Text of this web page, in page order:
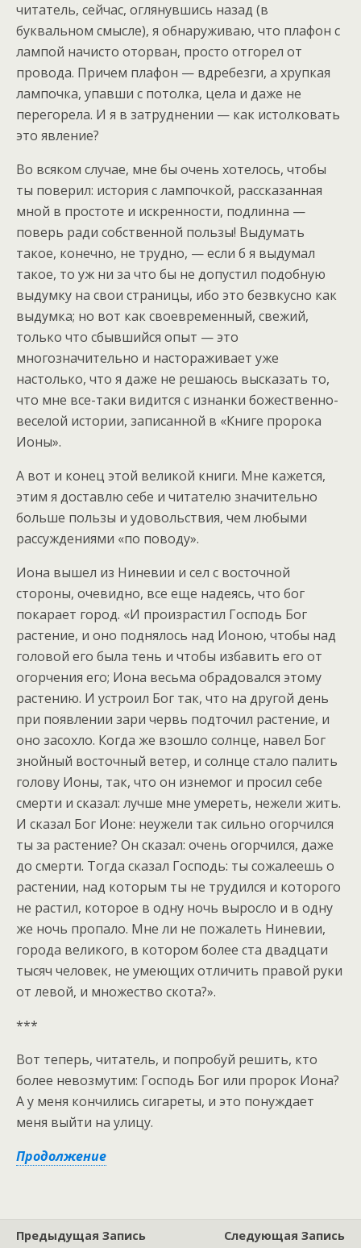
читатель, сейчас, оглянувшись назад (в
буквальном смысле), я обнаруживаю, что плафон с
лампой начисто оторван, просто отгорел от
провода. Причем плафон — вдребезги, а хрупкая
лампочка, упавши с потолка, цела и даже не
перегорела. И я в затруднении — как истолковать
это явление?
Во всяком случае, мне бы очень хотелось, чтобы
ты поверил: история с лампочкой, рассказанная
мной в простоте и искренности, подлинна —
поверь ради собственной пользы! Выдумать
такое, конечно, не трудно, — если б я выдумал
такое, то уж ни за что бы не допустил подобную
выдумку на свои страницы, ибо это безвкусно как
выдумка; но вот как своевременный, свежий,
только что сбывшийся опыт — это
многозначительно и настораживает уже
настолько, что я даже не решаюсь высказать то,
что мне все-таки видится с изнанки божественно-
веселой истории, записанной в «Книге пророка
Ионы».
А вот и конец этой великой книги. Мне кажется,
этим я доставлю себе и читателю значительно
больше пользы и удовольствия, чем любыми
рассуждениями «по поводу».
Иона вышел из Ниневии и сел с восточной
стороны, очевидно, все еще надеясь, что бог
покарает город. «И произрастил Господь Бог
растение, и оно поднялось над Ионою, чтобы над
головой его была тень и чтобы избавить его от
огорчения его; Иона весьма обрадовался этому
растению. И устроил Бог так, что на другой день
при появлении зари червь подточил растение, и
оно засохло. Когда же взошло солнце, навел Бог
знойный восточный ветер, и солнце стало палить
голову Ионы, так, что он изнемог и просил себе
смерти и сказал: лучше мне умереть, нежели жить.
И сказал Бог Ионе: неужели так сильно огорчился
ты за растение? Он сказал: очень огорчился, даже
до смерти. Тогда сказал Господь: ты сожалеешь о
растении, над которым ты не трудился и которого
не растил, которое в одну ночь выросло и в одну
же ночь пропало. Мне ли не пожалеть Ниневии,
города великого, в котором более ста двадцати
тысяч человек, не умеющих отличить правой руки
от левой, и множество скота?».
***
Вот теперь, читатель, и попробуй решить, кто
более невозмутим: Господь Бог или пророк Иона?
А у меня кончились сигареты, и это понуждает
меня выйти на улицу.
Продолжение
Предыдущая Запись Следующая Запись